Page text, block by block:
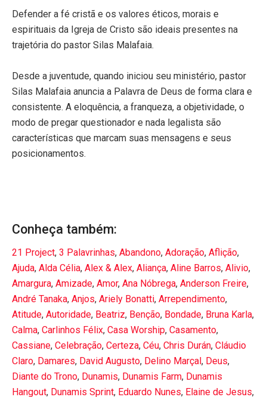
Defender a fé cristã e os valores éticos, morais e
espirituais da Igreja de Cristo são ideais presentes na
trajetória do pastor Silas Malafaia.
Desde a juventude, quando iniciou seu ministério, pastor
Silas Malafaia anuncia a Palavra de Deus de forma clara e
consistente. A eloquência, a franqueza, a objetividade, o
modo de pregar questionador e nada legalista são
características que marcam suas mensagens e seus
posicionamentos.
Conheça também:
21 Project, 3 Palavrinhas, Abandono, Adoração, Aflição,
Ajuda, Alda Célia, Alex & Alex, Aliança, Aline Barros, Alivio,
Amargura, Amizade, Amor, Ana Nóbrega, Anderson Freire,
André Tanaka, Anjos, Ariely Bonatti, Arrependimento,
Atitude, Autoridade, Beatriz, Benção, Bondade, Bruna Karla,
Calma, Carlinhos Félix, Casa Worship, Casamento,
Cassiane, Celebração, Certeza, Céu, Chris Durán, Cláudio
Claro, Damares, David Augusto, Delino Marçal , Deus,
Diante do Trono, Dunamis, Dunamis Farm, Dunamis
Hangout, Dunamis Sprint, Eduardo Nunes, Elaine de Jesus,